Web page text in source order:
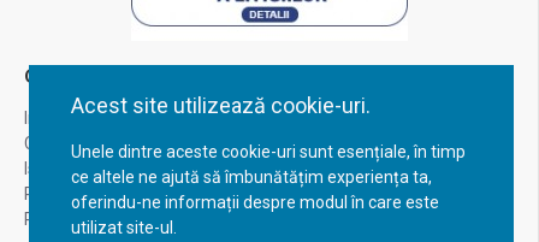
Acest site utilizează cookie-uri.
Unele dintre aceste cookie-uri sunt esențiale, în timp
ce altele ne ajută să îmbunătățim experiența ta,
oferindu-ne informații despre modul în care este
utilizat site-ul.
Contul Meu
Inregistrare
Contul meu
Istoric comenzi
Recuperare parola
Returnare produs